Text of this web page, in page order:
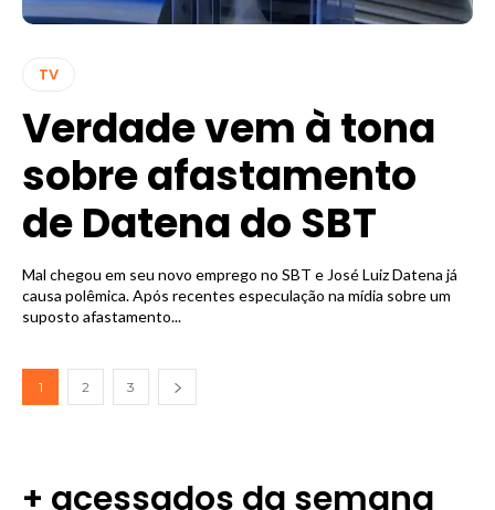
TV
Verdade vem à tona
sobre afastamento
de Datena do SBT
Mal chegou em seu novo emprego no SBT e José Luiz Datena já
causa polêmica. Após recentes especulação na mídia sobre um
suposto afastamento...
1 2 3
+ acessados da semana